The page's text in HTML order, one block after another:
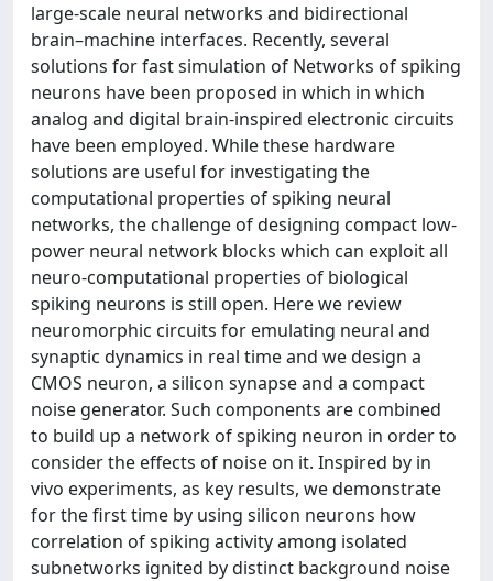
large-scale neural networks and bidirectional
brain–machine interfaces. Recently, several
solutions for fast simulation of Networks of spiking
neurons have been proposed in which in which
analog and digital brain-inspired electronic circuits
have been employed. While these hardware
solutions are useful for investigating the
computational properties of spiking neural
networks, the challenge of designing compact low-
power neural network blocks which can exploit all
neuro-computational properties of biological
spiking neurons is still open. Here we review
neuromorphic circuits for emulating neural and
synaptic dynamics in real time and we design a
CMOS neuron, a silicon synapse and a compact
noise generator. Such components are combined
to build up a network of spiking neuron in order to
consider the effects of noise on it. Inspired by in
vivo experiments, as key results, we demonstrate
for the first time by using silicon neurons how
correlation of spiking activity among isolated
subnetworks ignited by distinct background noise